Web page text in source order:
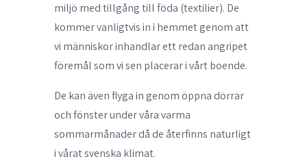
miljö med tillgång till föda (textilier). De
kommer vanligtvis in i hemmet genom att
vi människor inhandlar ett redan angripet
föremål som vi sen placerar i vårt boende.
De kan även flyga in genom öppna dörrar
och fönster under våra varma
sommarmånader då de återfinns naturligt
i vårat svenska klimat.